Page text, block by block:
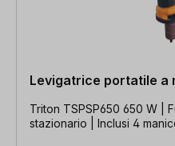
Levigatrice portatile a
Triton TSPSP650 650 W |
stazionario | Inclusi 4